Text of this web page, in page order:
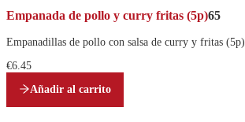
Empanada de pollo y curry fritas (5p)65
Empanadillas de pollo con salsa de curry y fritas (5p)
€6.45
Añadir al carrito